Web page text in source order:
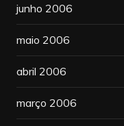
junho 2006
maio 2006
abril 2006
março 2006